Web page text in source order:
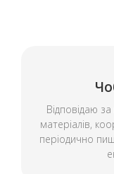
Відповідаю
матеріалів,
періодично